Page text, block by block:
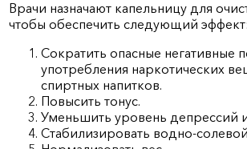
Врачи назначают капельницу для
чтобы обеспечить следующий эффект:
Сократить опасные негативные
употребления наркотических
спиртных напитков.
Повысить тонус.
Уменьшить уровень депрессий и
Стабилизировать водно-